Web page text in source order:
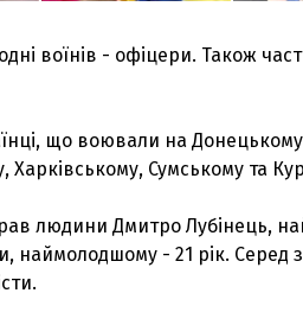
воїнів - офіцери. Також
що воювали на
Харківському, Сумському та
людини Дмитро Лубінець,
наймолодшому - 21 рік. Серед